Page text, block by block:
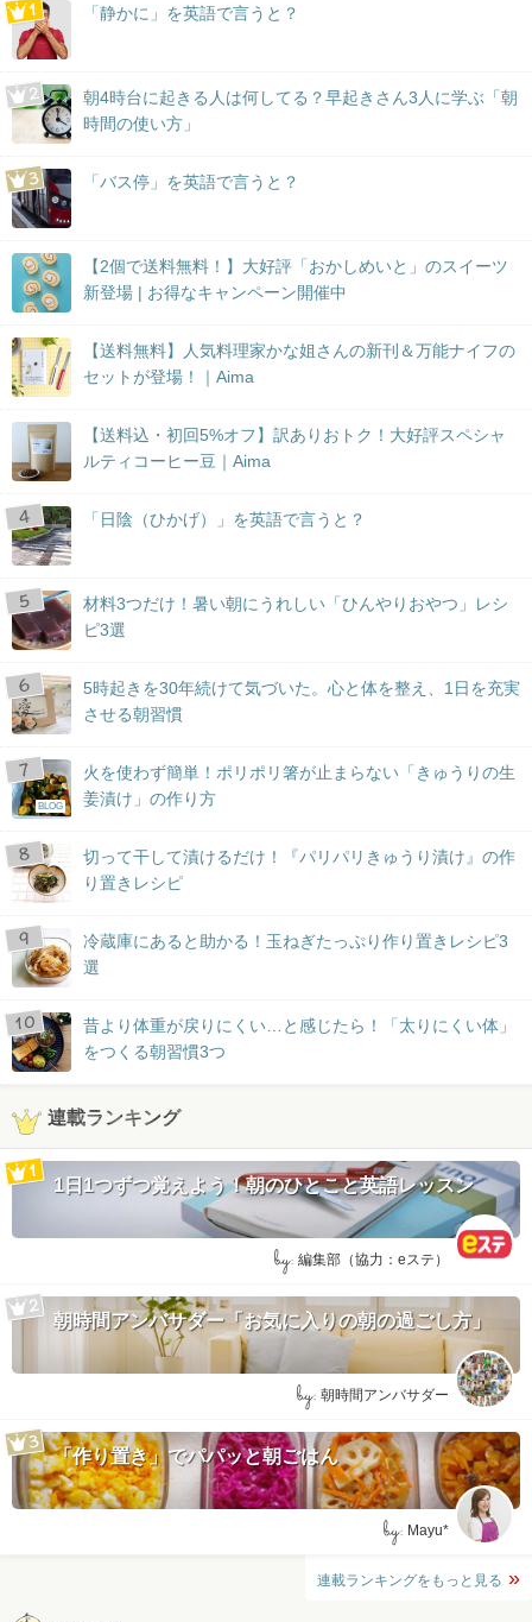
「静かに」を英語で言うと？
朝4時台に起きる人は何してる？早起きさん3人に学ぶ「朝
時間の使い方」
「バス停」を英語で言うと？
【2個で送料無料！】大好評「おかしめいと」のスイーツ
新登場 | お得なキャンペーン開催中
【送料無料】人気料理家かな姐さんの新刊＆万能ナイフの
セットが登場！｜Aima
【送料込・初回5%オフ】訳ありおトク！大好評スペシャ
ルティコーヒー豆｜Aima
「日陰（ひかげ）」を英語で言うと？
材料3つだけ！暑い朝にうれしい「ひんやりおやつ」レシ
ピ3選
5時起きを30年続けて気づいた。心と体を整え、1日を充実
させる朝習慣
BLOG
火を使わず簡単！ポリポリ箸が止まらない「きゅうりの生
姜漬け」の作り方
切って干して漬けるだけ！『パリパリきゅうり漬け』の作
り置きレシピ
冷蔵庫にあると助かる！玉ねぎたっぷり作り置きレシピ3
選
昔より体重が戻りにくい…と感じたら！「太りにくい体」
をつくる朝習慣3つ
連載ランキング
1日1つずつ覚えよう！朝のひとこと英語レッスン
by: 編集部（協力：eステ）
朝時間アンバサダー「お気に入りの朝の過ごし方」
by: 朝時間アンバサダー
「作り置き」でパパッと朝ごはん
by: Mayu*
連載ランキングをもっと見る